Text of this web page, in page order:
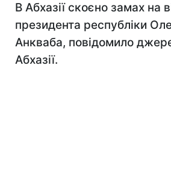
В Абхазії скоєно замах на
президента республіки
Анкваба, повідомило
Абхазії.